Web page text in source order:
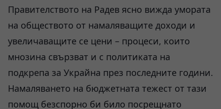
Правителството на Радев ясно вижда умората
на обществото от намаляващите доходи и
увеличаващите се цени – процеси, които
мнозина свързват и с политиката на
подкрепа за Украйна през последните години.
Намаляването на бюджетната тежест от тази
помощ безспорно би било посрещнато